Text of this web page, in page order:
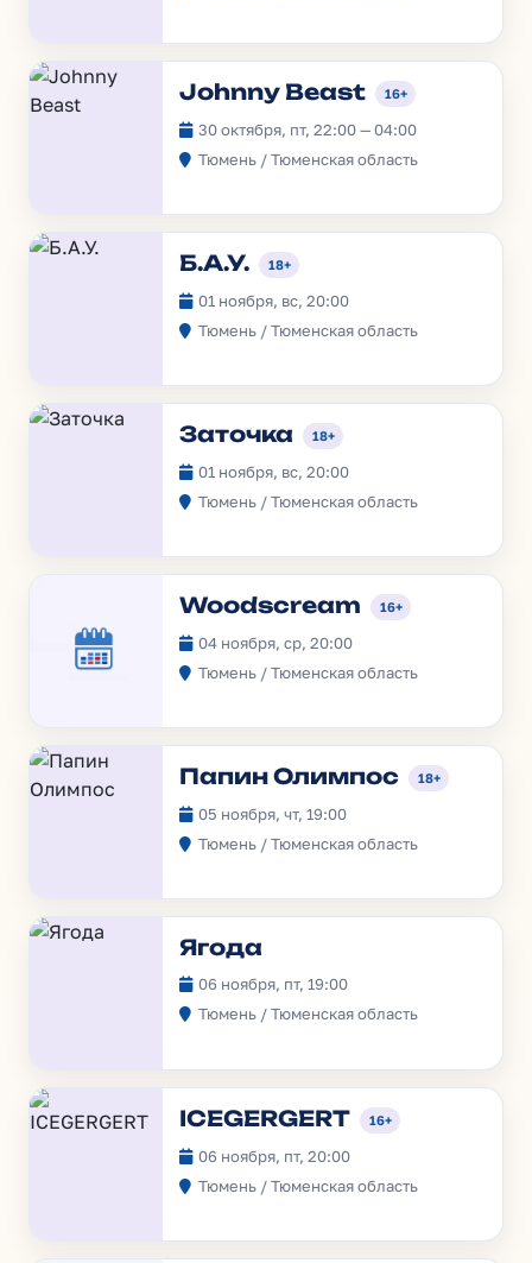
Johnny Beast 16+
30 октября, пт, 22:00 — 04:00
Тюмень / Тюменская область
Б.А.У. 18+
01 ноября, вс, 20:00
Тюмень / Тюменская область
Заточка 18+
01 ноября, вс, 20:00
Тюмень / Тюменская область
Woodscream 16+
04 ноября, ср, 20:00
Тюмень / Тюменская область
Папин Олимпос 18+
05 ноября, чт, 19:00
Тюмень / Тюменская область
Ягода
06 ноября, пт, 19:00
Тюмень / Тюменская область
ICEGERGERT 16+
06 ноября, пт, 20:00
Тюмень / Тюменская область